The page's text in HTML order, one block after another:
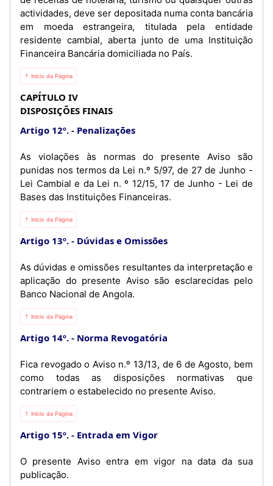
actividades, deve ser depositada numa conta bancária
em moeda estrangeira, titulada pela entidade
residente cambial, aberta junto de uma Instituição
Financeira Bancária domiciliada no País.
⇡ Início da Página
CAPÍTULO IV
DISPOSIÇÕES FINAIS
Artigo 12º.
Penalizações
As violações às normas do presente Aviso são
punidas nos termos da Lei n.º 5/97, de 27 de Junho -
Lei Cambial e da Lei n. º 12/15, 17 de Junho - Lei de
Bases das Instituições Financeiras.
⇡ Início da Página
Artigo 13º. Dúvidas e Omissões
As dúvidas e omissões resultantes da interpretação e
aplicação do presente Aviso são esclarecidas pelo
Banco Nacional de Angola.
⇡ Início da Página
Artigo 14º. Norma Revogatória
Fica revogado o Aviso n.º 13/13, de 6 de Agosto, bem
como todas as disposições normativas que
contrariem o estabelecido no presente Aviso.
⇡ Início da Página
Artigo 15º. Entrada em Vigor
O presente Aviso entra em vigor na data da sua
publicação.